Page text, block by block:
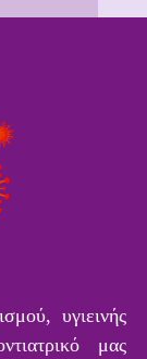
υγιεινής
μας